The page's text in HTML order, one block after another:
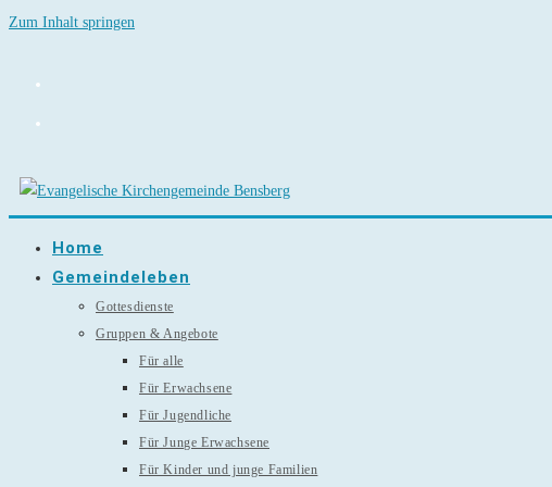
Zum Inhalt springen
Home
Gemeindeleben
Gottesdienste
Gruppen & Angebote
Für alle
Für Erwachsene
Für Jugendliche
Für Junge Erwachsene
Für Kinder und junge Familien